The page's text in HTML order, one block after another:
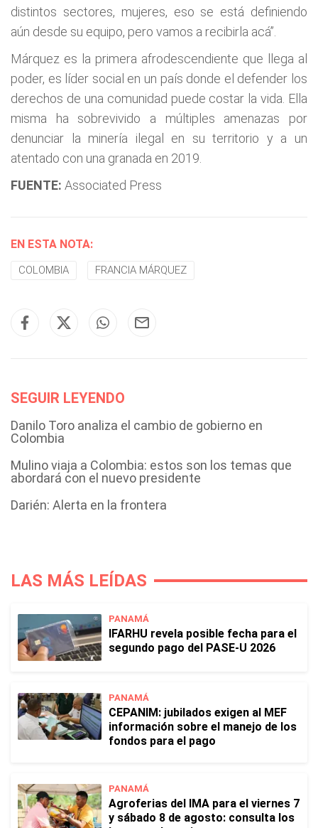
distintos sectores, mujeres, eso se está definiendo
aún desde su equipo, pero vamos a recibirla acá”.
Márquez es la primera afrodescendiente que llega al
poder, es líder social en un país donde el defender los
derechos de una comunidad puede costar la vida. Ella
misma ha sobrevivido a múltiples amenazas por
denunciar la minería ilegal en su territorio y a un
atentado con una granada en 2019.
FUENTE: Associated Press
EN ESTA NOTA:
COLOMBIA FRANCIA MÁRQUEZ
SEGUIR LEYENDO
Danilo Toro analiza el cambio de gobierno en
Colombia
Mulino viaja a Colombia: estos son los temas que
abordará con el nuevo presidente
Darién: Alerta en la frontera
LAS MÁS LEÍDAS
PANAMÁ
IFARHU revela posible fecha para el
segundo pago del PASE-U 2026
PANAMÁ
CEPANIM: jubilados exigen al MEF
información sobre el manejo de los
fondos para el pago
PANAMÁ
Agroferias del IMA para el viernes 7
y sábado 8 de agosto: consulta los